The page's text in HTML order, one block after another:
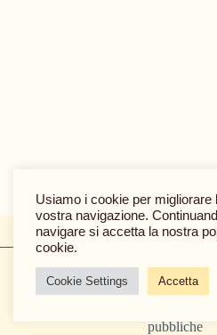
CIN: IT023059A1TADMQFJC
ALBERGO PAPA P.IVA 000
DoctorPC
pubbliche
Usiamo i cookie per migliorare
vostra navigazione.
navigare si accetta la nostra
cookie.
Cookie Settings Accetta